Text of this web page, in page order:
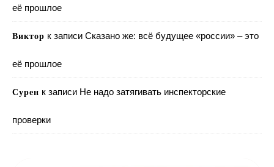
её прошлое
Виктор к записи Сказано же: всё будущее «россии» – это
её прошлое
Сурен к записи Не надо затягивать инспекторские
проверки